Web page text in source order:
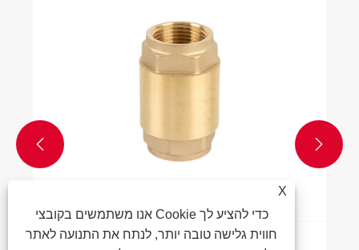
 
X
אנו משתמשים בקובצי Cookie כדי להציע לך
חווית גלישה טובה יותר, לנתח את התנועה לאתר